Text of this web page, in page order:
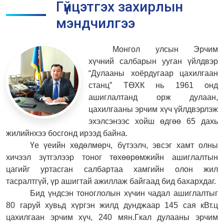
Гүйцэтгэх захирлын
мэндчилгээ
Монгол улсын Эрчим
хүчний салбарын ууган үйлдвэр
“Дулааны хоёрдугаар цахилгаан
станц” ТӨХК нь 1961 онд
ашиглалтанд орж дулаан,
цахилгааны эрчим хүч үйлдвэрлэж
эхэлсэнээс хойш өдгөө 65 дахь
жилийнхээ босгонд ирээд байна.
Үе үеийн хөдөлмөрч, бүтээлч, эвсэг хамт олны
хичээл зүтгэлээр тоног төхөөрөмжийн ашиглалтын
цагийг уртасган салбартаа хамгийн олон жил
тасралтгүй, үр ашигтай ажиллаж байгаад бид бахархдаг.
Бид үндсэн тоноглолын хүчин чадал ашиглалтыг
80 гаруй хувьд хүргэн жилд дунджаар 145 сая кВт.ц
цахилгаан эрчим хүч, 240 мян.Гкал дулааны эрчим